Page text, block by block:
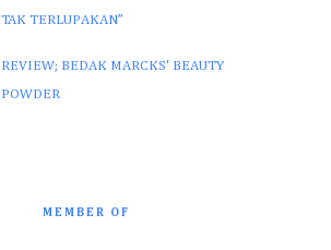
TAK TERLUPAKAN”
REVIEW; BEDAK MARCKS' BEAUTY
POWDER
MEMBER OF